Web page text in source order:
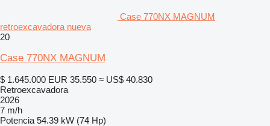
Case 770NX MAGNUM
retroexcavadora nueva
20
Case 770NX MAGNUM
$ 1.645.000 EUR 35.550 ≈ US$ 40.830
Retroexcavadora
2026
7 m/h
Potencia 54.39 kW (74 Hp)